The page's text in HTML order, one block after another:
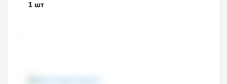
1 шт